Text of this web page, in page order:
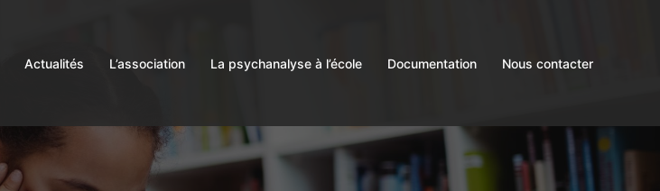
Actualités L’association La psychanalyse à l’école Documentation Nous contacter